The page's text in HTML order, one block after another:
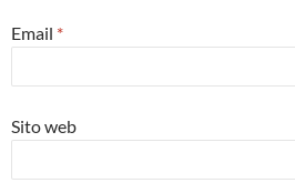
Email *
Sito web